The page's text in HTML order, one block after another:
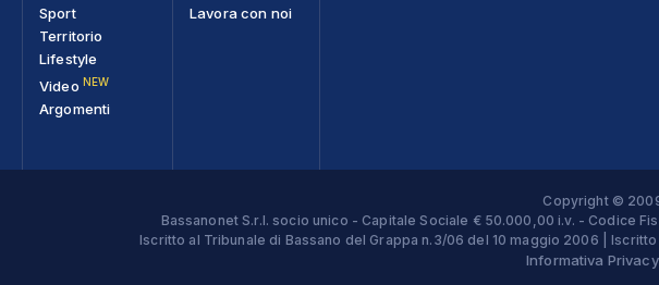
Sport
Territorio
Lifestyle
Video NEW
Argomenti
Lavora con noi
Copyright ©
Bassanonet S.r.l. socio unico - Capitale Sociale € 50.000,00 i.v. - Codice
Iscritto al Tribunale di Bassano del Grappa n.3/06 del 10 maggio 2006 |
Informativa Privacy